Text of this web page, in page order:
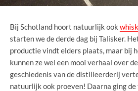
Bij Schotland hoort natuurlijk ook
starten we de derde dag bij Talisker.
productie vindt elders plaats, maar bij
kunnen ze wel een mooi verhaal over
geschiedenis van de distilleerderij
natuurlijk ook proeven! Daarna ging